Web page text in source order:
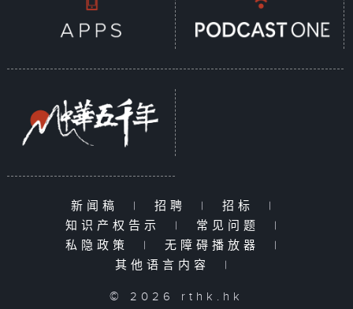
新闻稿 | 招聘 | 招标
|
知识产权告示
| 常见问题
|
私隐政策
| 无障碍播放器
|
其他语言内容
|
© 2026 rthk.hk